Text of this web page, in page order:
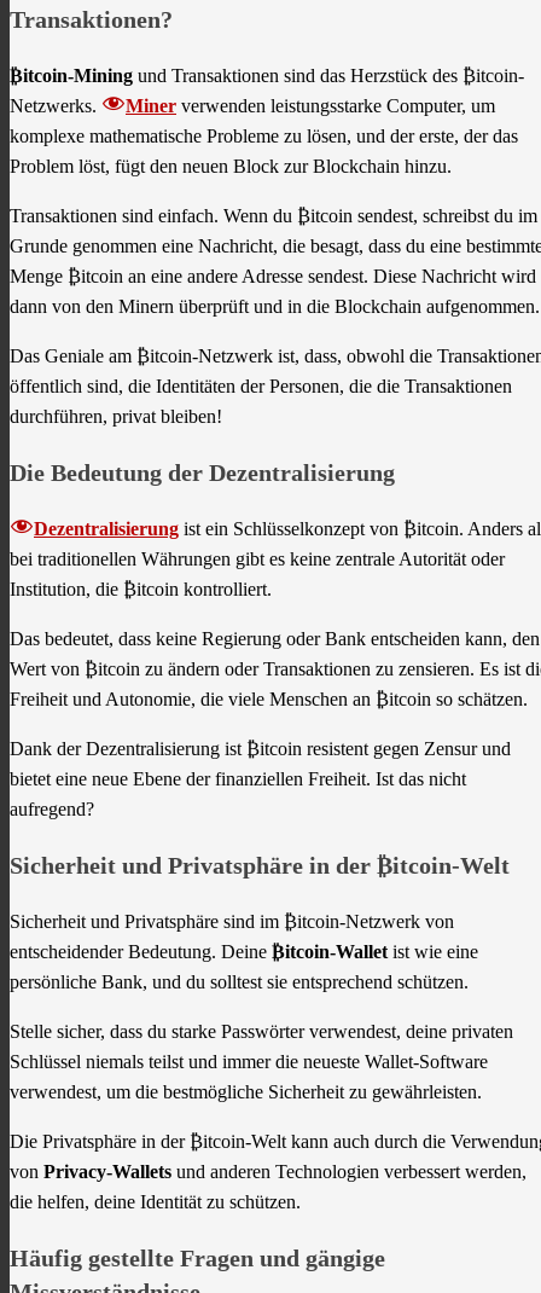
Transaktionen?
₿itcoin-Mining und Transaktionen sind das Herzstück des ₿itcoin-
Netzwerks.
Miner verwenden leistungsstarke Computer, um
komplexe mathematische Probleme zu lösen, und der erste, der das
Problem löst, fügt den neuen Block zur Blockchain hinzu.
Transaktionen sind einfach. Wenn du ₿itcoin sendest, schreibst du im
Grunde genommen eine Nachricht, die besagt, dass du eine
Menge ₿itcoin an eine andere Adresse sendest. Diese Nachricht wird
dann von den Minern überprüft und in die Blockchain aufgenommen.
Das Geniale am ₿itcoin-Netzwerk ist, dass, obwohl die
öffentlich sind, die Identitäten der Personen, die die Transaktionen
durchführen, privat bleiben!
Die Bedeutung der Dezentralisierung
Dezentralisierung ist ein Schlüsselkonzept von ₿itcoin. Anders
bei traditionellen Währungen gibt es keine zentrale Autorität oder
Institution, die ₿itcoin kontrolliert.
Das bedeutet, dass keine Regierung oder Bank entscheiden kann, den
Wert von ₿itcoin zu ändern oder Transaktionen zu zensieren. Es ist
Freiheit und Autonomie, die viele Menschen an ₿itcoin so schätzen.
Dank der Dezentralisierung ist ₿itcoin resistent gegen Zensur und
bietet eine neue Ebene der finanziellen Freiheit. Ist das nicht
aufregend?
Sicherheit und Privatsphäre in der ₿itcoin-Welt
Sicherheit und Privatsphäre sind im ₿itcoin-Netzwerk von
entscheidender Bedeutung. Deine ₿itcoin-Wallet ist wie eine
persönliche Bank, und du solltest sie entsprechend schützen.
Stelle sicher, dass du starke Passwörter verwendest, deine privaten
Schlüssel niemals teilst und immer die neueste Wallet-Software
verwendest, um die bestmögliche Sicherheit zu gewährleisten.
Die Privatsphäre in der ₿itcoin-Welt kann auch durch die
von Privacy-Wallets und anderen Technologien verbessert werden,
die helfen, deine Identität zu schützen.
Häufig gestellte Fragen und gängige